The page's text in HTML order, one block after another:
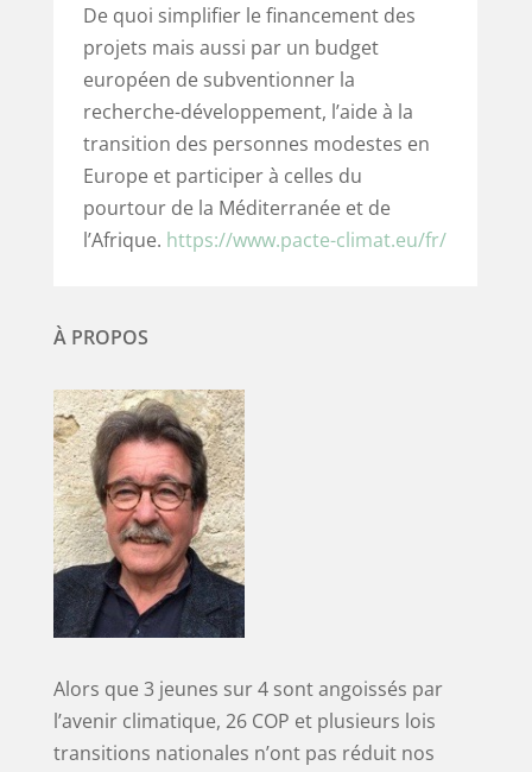
De quoi simplifier le financement des
projets mais aussi par un budget
européen de subventionner la
recherche-développement, l’aide à la
transition des personnes modestes en
Europe et participer à celles du
pourtour de la Méditerranée et de
l’Afrique. https://www.pacte-climat.eu/fr/
À PROPOS
Alors que 3 jeunes sur 4 sont angoissés par
l’avenir climatique, 26 COP et plusieurs lois
transitions nationales n’ont pas réduit nos